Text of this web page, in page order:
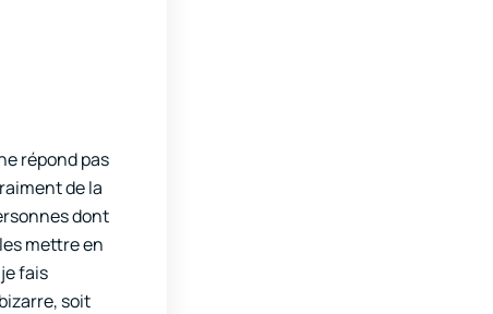
répond pas
de la
dont
mettre en
fais
soit